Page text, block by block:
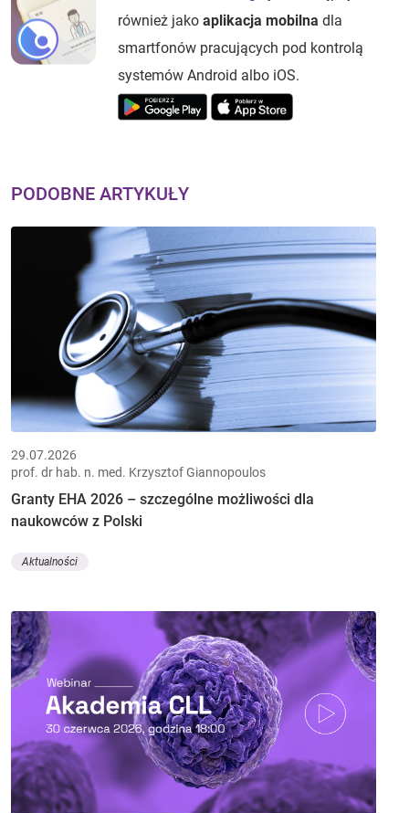
również jako aplikacja mobilna dla
smartfonów pracujących pod kontrolą
systemów Android albo iOS.
PODOBNE ARTYKUŁY
29.07.2026
prof. dr hab. n. med. Krzysztof Giannopoulos
Granty EHA 2026 – szczególne możliwości dla
naukowców z Polski
Aktualności